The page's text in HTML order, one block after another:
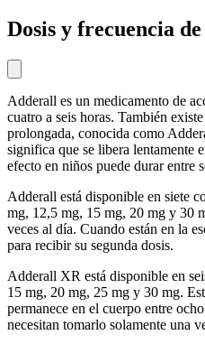
Dosis y frecuencia
Adderall es un medicamento de
cuatro a seis horas. También
prolongada, conocida como
significa que se libera lentamente
efecto en niños puede durar entre
Adderall está disponible en siete
mg, 12,5 mg, 15 mg, 20 mg y 30
veces al día. Cuando están en la
para recibir su segunda dosis.
Adderall XR está disponible en
15 mg, 20 mg, 25 mg y 30 mg.
permanece en el cuerpo entre
necesitan tomarlo solamente una